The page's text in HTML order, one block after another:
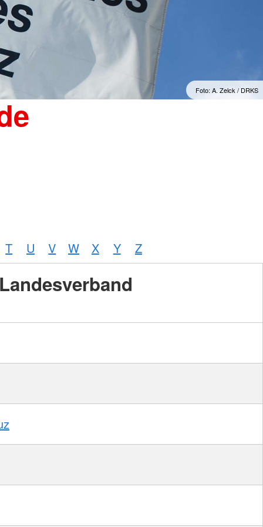
erwachsene Zuwanderer
Gesonderte Beratung und
Betreuung
Suchdienst
Foto: A. Zelck / DRKS
T U V W X Y Z